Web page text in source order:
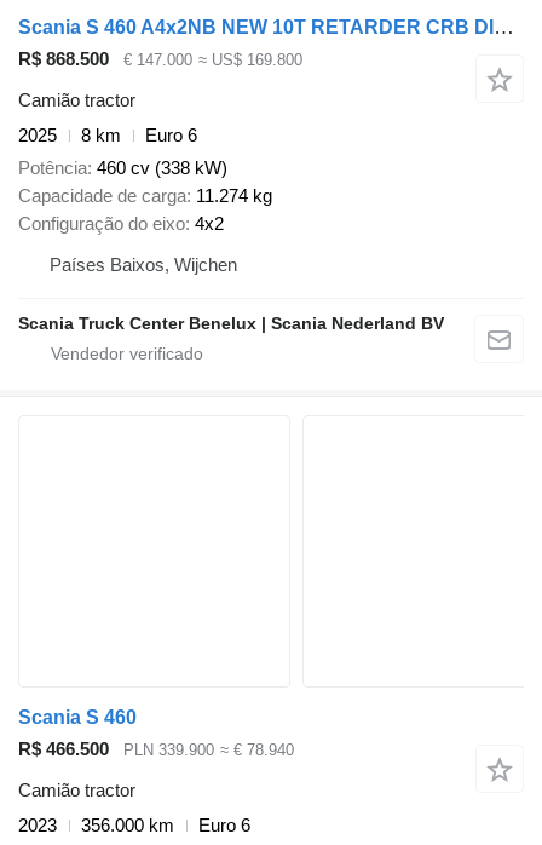
Scania S 460 A4x2NB NEW 10T RETARDER CRB DIFF-L S2
R$ 868.500 € 147.000 ≈ US$ 169.800
Camião tractor
2025
8 km
Euro 6
Potência 460 cv (338 kW)
Capacidade de carga 11.274 kg
Configuração do eixo 4x2
Países Baixos, Wijchen
Scania Truck Center Benelux | Scania Nederland BV
Scania S 460
R$ 466.500
PLN 339.900 ≈ € 78.940
Camião tractor
2023
356.000 km
Euro 6